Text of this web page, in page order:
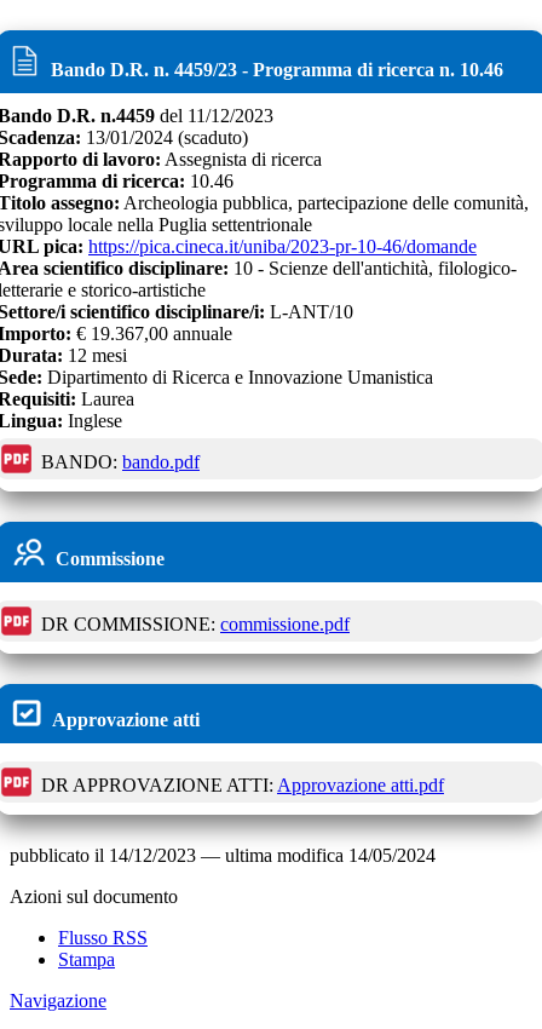
Bando D.R. n. 4459/23 - Programma di ricerca n. 10.46
D.R. n.4459 del 11/12/2023
13/01/2024 (scaduto)
di lavoro: Assegnista di ricerca
di ricerca: 10.46
assegno: Archeologia pubblica, partecipazione delle comunità,
locale nella Puglia settentrionale
pica: https://pica.cineca.it/uniba/2023-pr-10-46/domande
scientifico disciplinare: 10 - Scienze dell'antichità, filologico-
e storico-artistiche
i scientifico disciplinare/i: L-ANT/10
€ 19.367,00 annuale
12 mesi
Dipartimento di Ricerca e Innovazione Umanistica
Laurea
Inglese
BANDO: bando.pdf
Commissione
DR COMMISSIONE: commissione.pdf
Approvazione atti
DR APPROVAZIONE ATTI: Approvazione atti.pdf
pubblicato il 14/12/2023 — ultima modifica 14/05/2024
Azioni sul documento
Flusso RSS
Stampa
Navigazione